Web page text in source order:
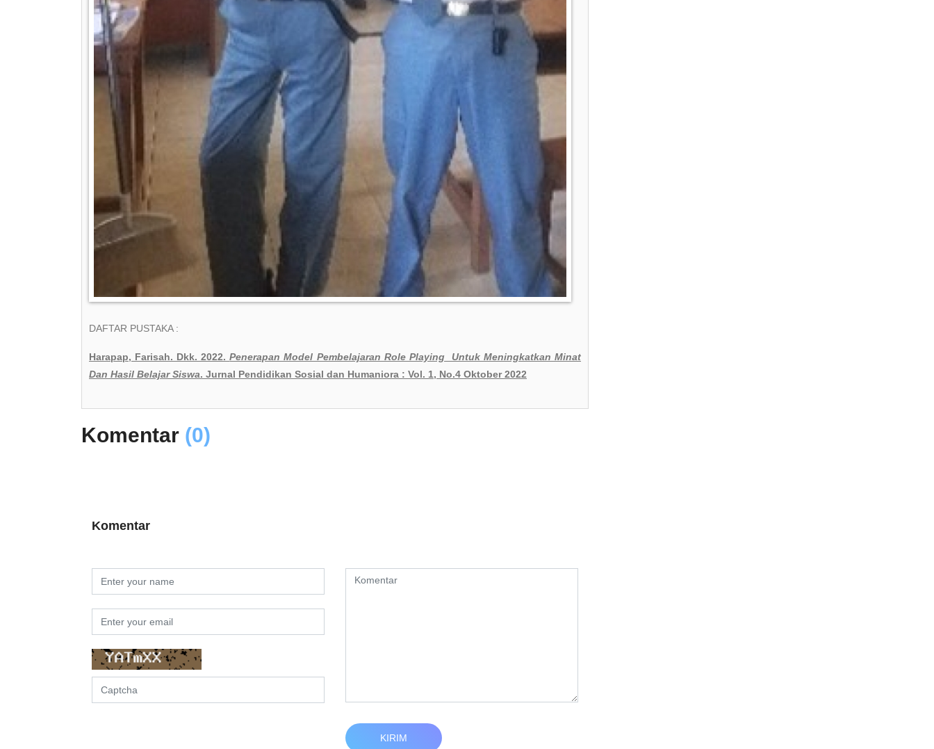
DAFTAR PUSTAKA :
Harapap, Farisah. Dkk. 2022.Penerapan Model Pembelajaran Role Playing Untuk Meningkatkan Minat
Dan Hasil Belajar Siswa. Jurnal Pendidikan Sosial dan Humaniora : Vol. 1, No.4 Oktober 2022
Komentar (0)
Komentar
KIRIM